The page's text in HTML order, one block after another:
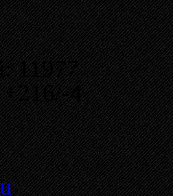
11977
+216/-4